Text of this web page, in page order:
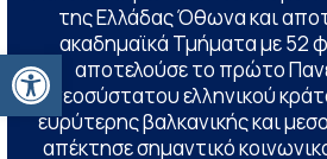
Ανοίξτε τη γραμμή εργαλείων
της Ελλάδας Όθωνα και
ακαδημαϊκά Τμήματα με 52
αποτελούσε το πρώτο
νεοσύστατου ελληνικού
ευρύτερης βαλκανικής και
απέκτησε σημαντικό